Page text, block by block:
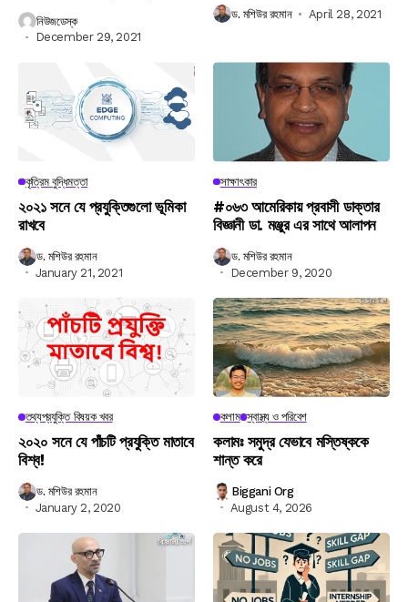
নিউজডেস্ক
December 29, 2021
ড. মশিউর রহমান April 28, 2021
কৃত্রিম বুদ্ধিমত্তা
২০২১ সনে যে প্রযুক্তিগুলো ভূমিকা
রাখবে
ড. মশিউর রহমান
January 21, 2021
সাক্ষাৎকার
#০৬৩ আমেরিকায় প্রবাসী ডাক্তার
বিজ্ঞানী ডা. মঞ্জুর এর সাথে আলাপন
ড. মশিউর রহমান
December 9, 2020
তথ্যপ্রযুক্তি বিষয়ক খবর
২০২০ সনে যে পাঁচটি প্রযুক্তি মাতাবে
বিশ্ব!
ড. মশিউর রহমান
January 2, 2020
কলাম স্বাস্থ্য ও পরিবেশ
কলামঃ সমুদ্র যেভাবে মস্তিষ্ককে
শান্ত করে
Biggani Org
August 4, 2026